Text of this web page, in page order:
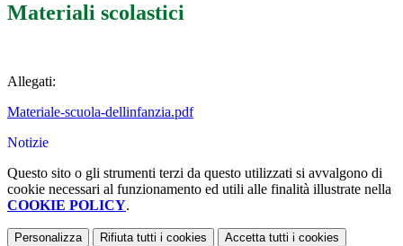
Materiali scolastici
Allegati:
Materiale-scuola-dellinfanzia.pdf
Notizie
Questo sito o gli strumenti terzi da questo utilizzati si avvalgono di
cookie necessari al funzionamento ed utili alle finalità illustrate nella
COOKIE POLICY.
Personalizza Rifiuta tutti i cookies Accetta tutti i cookies